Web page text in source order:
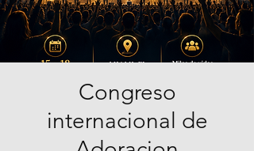
Congreso
internacional de